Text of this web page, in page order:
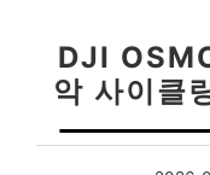
DJI
악 사이클